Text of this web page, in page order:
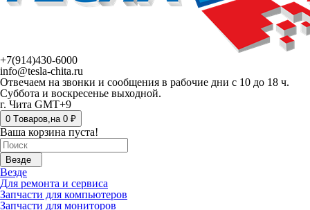
+7(914)430-6000
info@tesla-chita.ru
Отвечаем на звонки и сообщения в рабочие дни с 10 до 18 ч.
Суббота и воскресенье выходной.
г. Чита GMT+9
0 Tоваров,на 0 ₽
Ваша корзина пуста!
Везде
Везде
Для ремонта и сервиса
Запчасти для компьютеров
Запчасти для мониторов